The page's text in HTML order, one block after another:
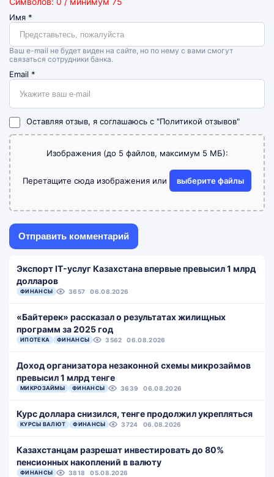
Имя *
Ваш e-mail не будет виден на сайте, но по нему с вами смогут
связаться сотрудники банка.
Email *
Оставляя отзыв, я соглашаюсь с "Политикой отзывов"
Изображения (до 5 файлов, максимум 5 МБ):
Перетащите сюда изображения или выберите файлы
Экспорт IT-услуг Казахстана впервые превысил 1 млрд
долларов
ФИНАНСЫ 3657 06.08.2026
«Байтерек» рассказал о результатах жилищных
программ за 2025 год
ИПОТЕКА ФИНАНСЫ 3562 06.08.2026
Доход организатора незаконной схемы микрозаймов
превысил 1 млрд тенге
МИКРОЗАЙМЫ ФИНАНСЫ 3639 06.08.2026
Курс доллара снизился, тенге продолжил укрепляться
КУРСЫ ВАЛЮТ ФИНАНСЫ 3724 06.08.2026
Казахстанцам разрешат инвестировать до 80%
пенсионных накоплений в валюту
ФИНАНСЫ 3818 05.08.2026